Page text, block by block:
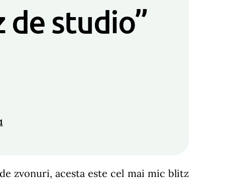
de studio”
zvonuri, acesta este cel mai mic blitz